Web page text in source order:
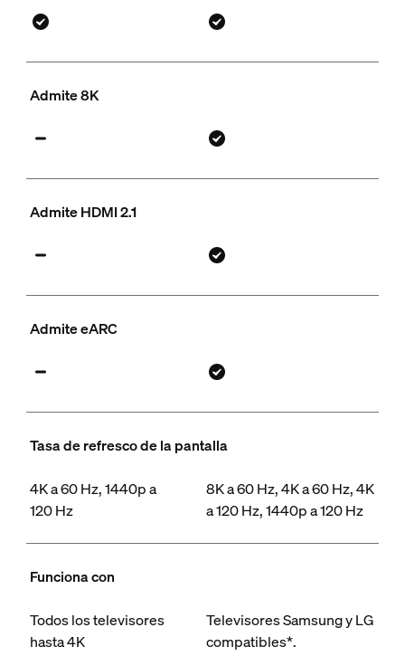
Admite 8K
Admite HDMI 2.1
Admite eARC
Tasa de refresco de la pantalla
4K a 60 Hz, 1440p a
120 Hz
8K a 60 Hz, 4K a 60 Hz, 4K
a 120 Hz, 1440p a 120 Hz
Funciona con
Todos los televisores
hasta 4K
Televisores Samsung y LG
compatibles*.